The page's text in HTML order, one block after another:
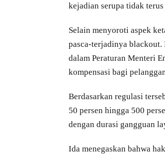
kejadian serupa tidak
Selain menyoroti aspek
pasca-terjadinya blackout.
dalam Peraturan Menteri
kompensasi bagi
Berdasarkan regulasi
50 persen hingga 500
dengan durasi gangguan
Ida menegaskan bahwa